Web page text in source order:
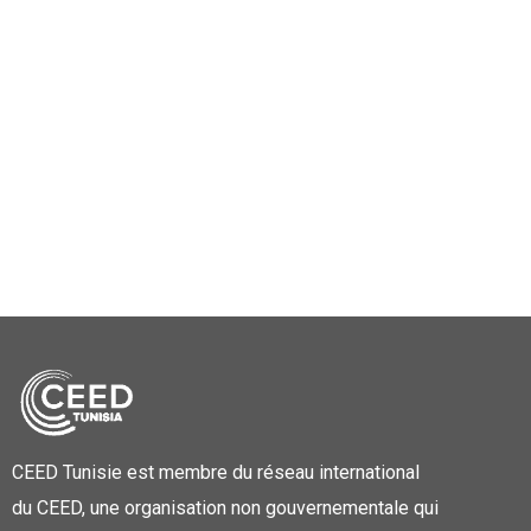
CEED Tunisie est membre du réseau international
du CEED, une organisation non gouvernementale qui